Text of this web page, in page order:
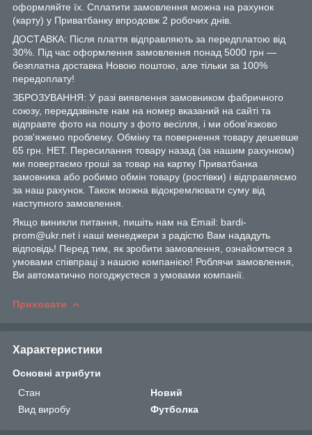
оформляйте їх. Сплатити замовлення можна на рахунок
(карту) у Приватбанку впродовж 2 робочих днів.
ДОСТАВКА: Після плаття відправляють за передплатою від
30%. Під час оформлення замовлення понад 5000 грн —
безплатна доставка Новою поштою, але тільки за 100%
передоплату!
ЗБРОЗУВАННЯ: У разі виявлення замовником фабричного
союзу, переддзвіньте нам на номер вказаний на сайті та
відправте фото на пошту з фото весілля, і ми обов'язково
розв'яжемо проблему. Обміну та повернення товару дешевше
65 грн. НЕТ. Пересилання товару назад (за нашим рахунком)
ми повертаємо гроші за товар на картку Приватбанка
замовника або робимо обмін товару (ростівки) і відправляємо
за наш рахунок. Також можна відокремлювати суму від
наступного замовлення.
Якщо виникли питання, пишіть нам на Email: bardi-
prom@ukr.net і наші менеджери з радістю Вам нададуть
відповідь! Перед тим, як зробити замовлення, ознайомтеся з
умовами співпраці з нашою компанією! Роблячи замовлення,
Ви автоматично погоджуєтеся з умовами компанії.
Приховати
Характеристики
Основні атрибути
Стан
Новий
Вид виробу
Футболка